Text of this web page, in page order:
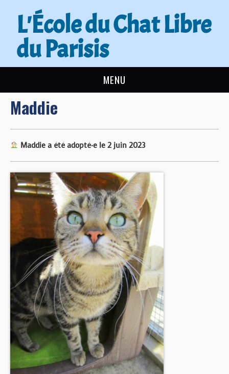
L'École du Chat Libre
du Parisis
MENU
L’ÉCOLE DU CHAT
ACTUALITÉS
ADOPTER
NOUS AIDER
CONTACT
BOUTIQUE
FORUM
Maddie
Maddie a été adopté·e le 2 juin 2023